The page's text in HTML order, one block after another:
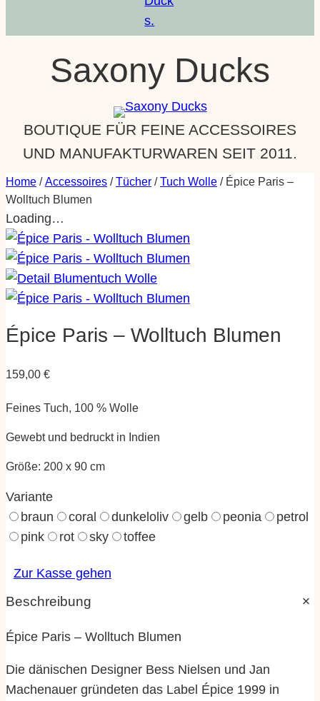
m
Saxony Ducks
BOUTIQUE FÜR FEINE ACCESSOIRES
UND MANUFAKTURWAREN SEIT 2011.
Home /Accessoires /Tücher /Tuch Wolle / Épice Paris –
Wolltuch Blumen
Loading…
Épice Paris – Wolltuch Blumen
159,00 €
Feines Tuch, 100 % Wolle
Gewebt und bedruckt in Indien
Größe: 200 x 90 cm
Variante
braun
coral dunkeloliv gelb peonia
petrol
pink
rot sky toffee
Zur Kasse gehen
Beschreibung
Épice Paris – Wolltuch Blumen
Die dänischen Designer Bess Nielsen und Jan
Machenauer gründeten das Label Épice 1999 in